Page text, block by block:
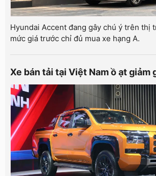
Hyundai Accent đang gây chú ý trên thị
mức giá trước chỉ đủ mua xe hạng A.
Xe bán tải tại Việt Nam ồ ạt giảm